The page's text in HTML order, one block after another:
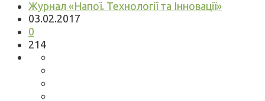
Журнал «Напої. Технології та Інновації»
03.02.2017
0
214